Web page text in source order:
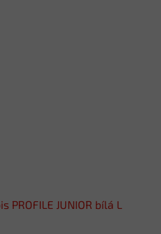
JUNIOR bílá L